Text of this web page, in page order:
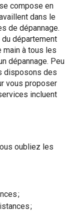
compose en
dans le
de dépannage.
département
main à tous les
dépannage. Peu
disposons des
vous proposer
incluent
oubliez les
;
;